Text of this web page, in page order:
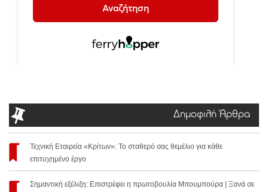
Δημοφιλή Άρθρα
Τεχνική Εταιρεία «Κρίτων»: Το σταθερό σας θεμέλιο για κάθε
επιτυχημένο έργο
Σημαντική εξέλιξη: Επιστρέφει η πρωτοβουλία Μπουμπούρα | Ξανά σε